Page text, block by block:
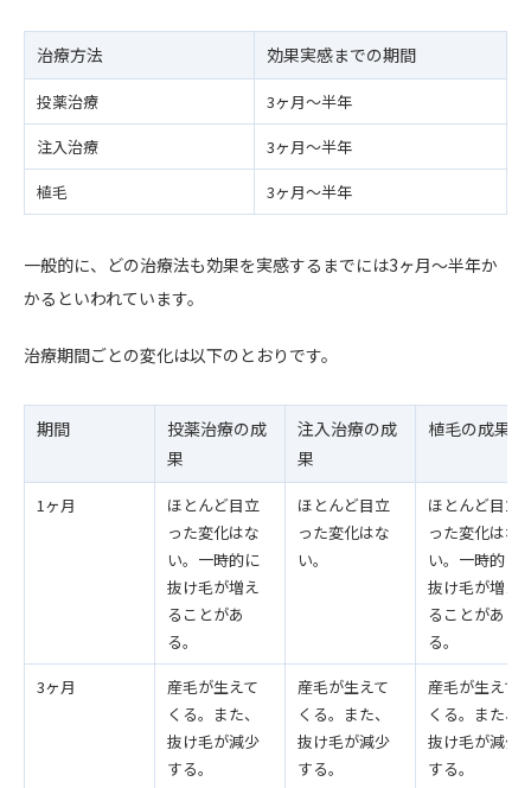
治療方法 効果実感までの期間
投薬治療
3ヶ月～半年
注入治療
3ヶ月～半年
植毛
3ヶ月～半年
一般的に、どの治療法も効果を実感するまでには3ヶ月～半年か
かるといわれています。
治療期間ごとの変化は以下のとおりです。
期間
投薬治療の成
果
注入治療の成
果
植毛の成果
1ヶ月
ほとんど目立
った変化はな
い。一時的に
抜け毛が増え
ることがあ
る。
ほとんど目立
った変化はな
い。
ほとんど目立
った変化はな
い。一時的に
抜け毛が増え
ることがあ
る。
3ヶ月
産毛が生えて
くる。また、
抜け毛が減少
する。
産毛が生えて
くる。また、
抜け毛が減少
する。
産毛が生えて
くる。また、
抜け毛が減少
する。